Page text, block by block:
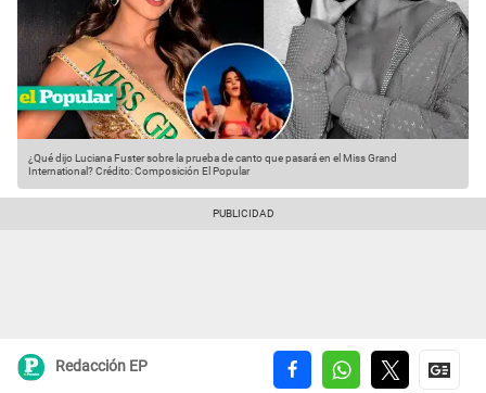
¿Qué dijo Luciana Fuster sobre la prueba de canto que pasará en el Miss Grand
International?Crédito: Composición El Popular
Redacción EP